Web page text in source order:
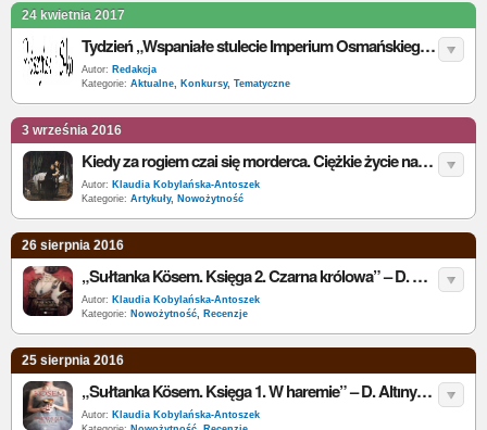
24 kwietnia 2017
Tydzień „Wspaniałe stulecie Imperium Osmańskiego” - do wygrania: „Matka sułtanów”
Autor: Redakcja
Kategorie: Aktualne, Konkursy, Tematyczne
3 września 2016
Kiedy za rogiem czai się morderca. Ciężkie życie następców tronu
Autor: Klaudia Kobylańska-Antoszek
Kategorie: Artykuły, Nowożytność
26 sierpnia 2016
„Sułtanka Kösem. Księga 2. Czarna królowa” – D. Altınyeleklioğlu – recenzja
Autor: Klaudia Kobylańska-Antoszek
Kategorie: Nowożytność, Recenzje
25 sierpnia 2016
„Sułtanka Kösem. Księga 1. W haremie” – D. Altınyeleklioğlu – recenzja
Autor: Klaudia Kobylańska-Antoszek